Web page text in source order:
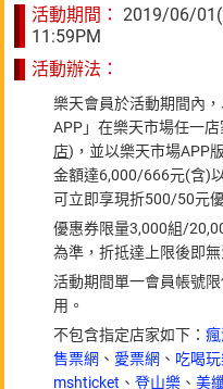
活動期間： 2019/06/
11:59PM
活動辦法：
樂天會員於活動期間內，
APP」在樂天市場任一
店)，並以樂天市場APP
金額達6,000/666元(含)
可立即享現折500/50元
優惠券限量3,000組/
為準，折抵達上限後即
活動期間單一會員帳號
用。
不包含指定店家如下：
售票網 、 愛票網 、 吃喝
mshticket 、 登山樂 、 美